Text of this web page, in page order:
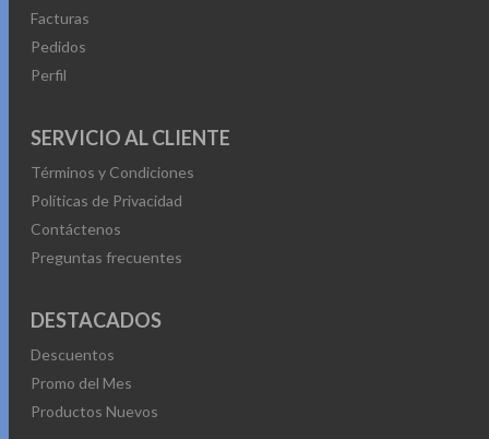
Facturas
Pedidos
Perfil
SERVICIO AL CLIENTE
Términos y Condiciones
Políticas de Privacidad
Contáctenos
Preguntas frecuentes
DESTACADOS
Descuentos
Promo del Mes
Productos Nuevos